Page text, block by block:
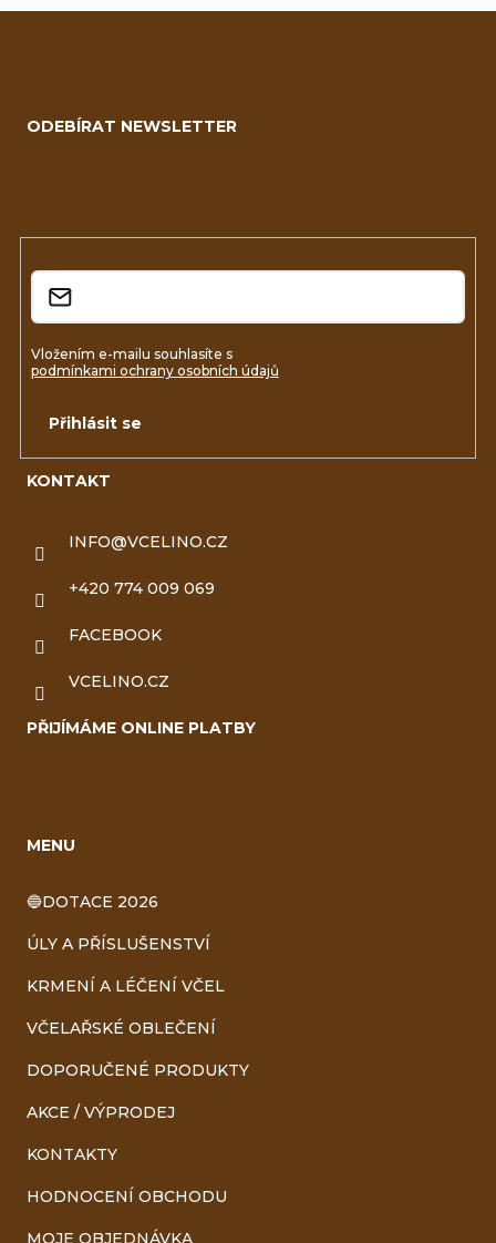
KONTAKT
INFO@VCELINO.CZ
+420 774 009 069
FACEBOOK
VCELINO.CZ
PŘIJÍMÁME ONLINE PLATBY
MENU
🔵DOTACE 2026
ÚLY A PŘÍSLUŠENSTVÍ
KRMENÍ A LÉČENÍ VČEL
VČELAŘSKÉ OBLEČENÍ
DOPORUČENÉ PRODUKTY
AKCE / VÝPRODEJ
KONTAKTY
HODNOCENÍ OBCHODU
MOJE OBJEDNÁVKA
ODEBÍRAT NEWSLETTER
Vložením e-mailu souhlasíte s
podmínkami ochrany osobních údajů
Přihlásit se